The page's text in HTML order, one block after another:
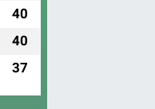
40
40
37